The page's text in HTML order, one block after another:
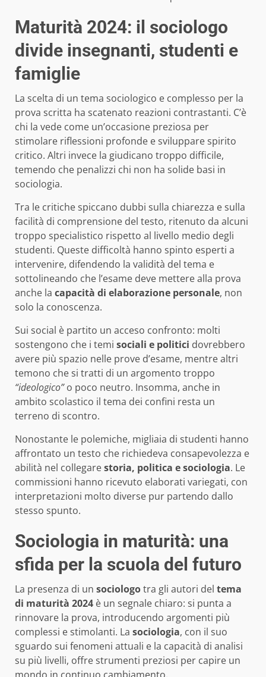
Maturità 2024: il sociologo
divide insegnanti, studenti e
famiglie
La scelta di un tema sociologico e complesso per la
prova scritta ha scatenato reazioni contrastanti. C’è
chi la vede come un’occasione preziosa per
stimolare riflessioni profonde e sviluppare spirito
critico. Altri invece la giudicano troppo difficile,
temendo che penalizzi chi non ha solide basi in
sociologia.
Tra le critiche spiccano dubbi sulla chiarezza e sulla
facilità di comprensione del testo, ritenuto da alcuni
troppo specialistico rispetto al livello medio degli
studenti. Queste difficoltà hanno spinto esperti a
intervenire, difendendo la validità del tema e
sottolineando che l’esame deve mettere alla prova
anche la capacità di elaborazione personale, non
solo la conoscenza.
Sui social è partito un acceso confronto: molti
sostengono che i temi sociali e politici dovrebbero
avere più spazio nelle prove d’esame, mentre altri
temono che si tratti di un argomento troppo
“ideologico”o poco neutro. Insomma, anche in
ambito scolastico il tema dei confini resta un
terreno di scontro.
Nonostante le polemiche, migliaia di studenti hanno
affrontato un testo che richiedeva consapevolezza e
abilità nel collegarestoria, politica e sociologia. Le
commissioni hanno ricevuto elaborati variegati, con
interpretazioni molto diverse pur partendo dallo
stesso spunto.
Sociologia in maturità: una
sfida per la scuola del futuro
La presenza di un sociologotra gli autori del tema
di maturità 2024 è un segnale chiaro: si punta a
rinnovare la prova, introducendo argomenti più
complessi e stimolanti. La sociologia, con il suo
sguardo sui fenomeni attuali e la capacità di analisi
su più livelli, offre strumenti preziosi per capire un